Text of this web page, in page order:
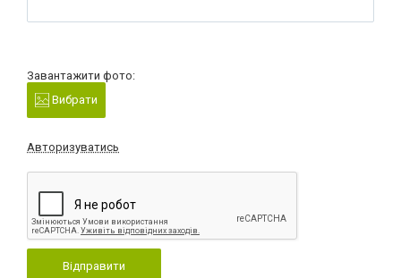
Завантажити фото:
Вибрати
Авторизуватись
Відправити